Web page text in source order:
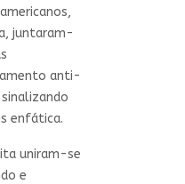
juntaram-
anti-
enfática.
uniram-se
e